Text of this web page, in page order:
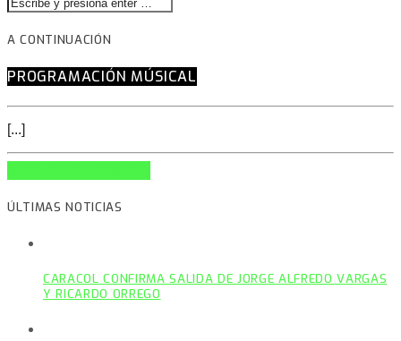
A CONTINUACIÓN
PROGRAMACIÓN MÚSICAL
[...]
ÚLTIMAS NOTICIAS
CARACOL CONFIRMA SALIDA DE JORGE ALFREDO VARGAS
Y RICARDO ORREGO